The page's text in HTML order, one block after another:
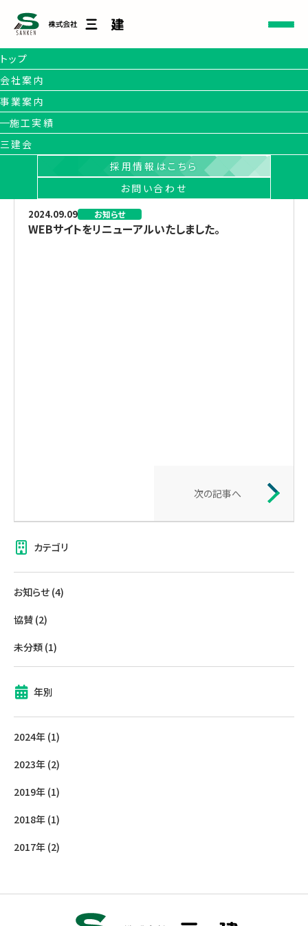
トップ
会社案内
事業案内
施工実績
三建会
採用情報はこちら
お問い合わせ
新着情報
HOME 投稿 WEBサイトをリニューアルいたしました。
WEBサイトをリニューアルいたしました。
2024.09.09 お知らせ
次の記事へ
カテゴリ
お知らせ (4)
協賛 (2)
未分類 (1)
年別
2024年 (1)
2023年 (2)
2019年 (1)
2018年 (1)
2017年 (2)